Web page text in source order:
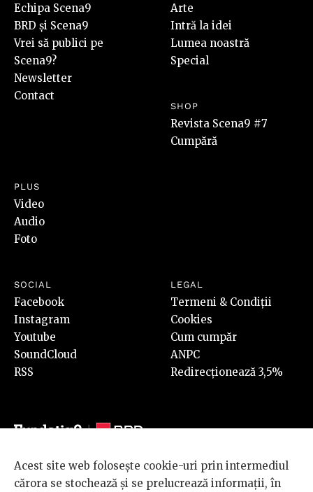
Echipa Scena9
BRD și Scena9
Vrei să publici pe
Scena9?
Newsletter
Contact
Arte
Intră la idei
Lumea noastră
Special
SHOP
Revista Scena9 #7
Cumpără
PLUS
Video
Audio
Foto
SOCIAL
Facebook
Instagram
Youtube
SoundCloud
RSS
LEGAL
Termeni & Condiții
Cookies
Cum cumpăr
ANPC
Redirecționează 3,5%
© 2026 BRD Groupe Société Générale, toate drepturile rezervate.
Acest site web folosește cookie-uri prin intermediul
cărora se stochează și se prelucrează informații, în